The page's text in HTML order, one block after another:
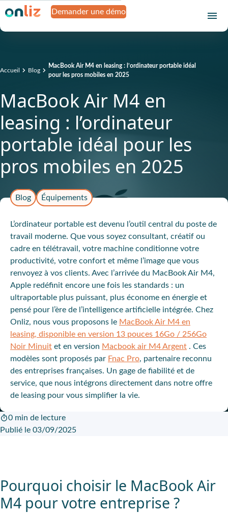
Demander une démo
Accueil Blog
MacBook Air M4 en leasing : l’ordinateur portable idéal
pour les pros mobiles en 2025
MacBook Air M4 en
leasing : l’ordinateur
portable idéal pour les
pros mobiles en 2025
Blog Équipements
L’ordinateur portable est devenu l’outil central du poste de
travail moderne. Que vous soyez consultant, créatif ou
cadre en télétravail, votre machine conditionne votre
productivité, votre confort et même l’image que vous
renvoyez à vos clients. Avec l’arrivée du MacBook Air M4,
Apple redéfinit encore une fois les standards : un
ultraportable plus puissant, plus économe en énergie et
pensé pour l’ère de l’intelligence artificielle intégrée. Chez
Onliz, nous vous proposons le MacBook Air M4 en
leasing, disponible en version 13 pouces 16Go / 256Go
Noir Minuit et en version Macbook air M4 Argent . Ces
modèles sont proposés par Fnac Pro, partenaire reconnu
des entreprises françaises. Un gage de fiabilité et de
service, que nous intégrons directement dans notre offre
de leasing pour vous simplifier la vie.
0 min de lecture
Publié le 03/09/2025
Pourquoi choisir le MacBook Air
M4 pour votre entreprise ?